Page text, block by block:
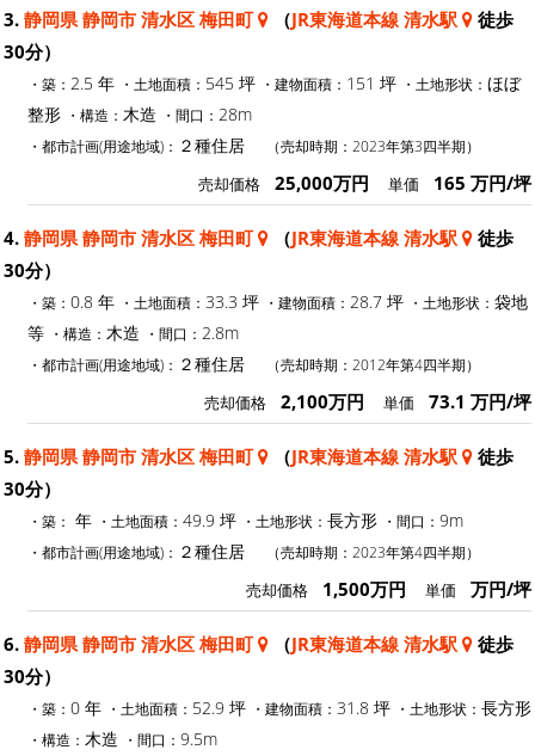
3. 静岡県 静岡市 清水区 梅田町 （JR東海道本線 清水駅
徒歩
30分）
・築： 2.5 年 ・土地面積： 545 坪 ・建物面積： 151 坪 ・土地形状： ほぼ
整形 ・構造： 木造 ・間口： 28m
・都市計画(用途地域)： ２種住居 （売却時期：2023年第3四半期）
売却価格 25,000万円 単価 165 万円/坪
4. 静岡県 静岡市 清水区 梅田町 （JR東海道本線 清水駅
徒歩
30分）
・築： 0.8 年 ・土地面積： 33.3 坪 ・建物面積： 28.7 坪 ・土地形状： 袋地
等 ・構造： 木造 ・間口： 2.8m
・都市計画(用途地域)： ２種住居 （売却時期：2012年第4四半期）
売却価格 2,100万円 単価 73.1 万円/坪
5. 静岡県 静岡市 清水区 梅田町 （JR東海道本線 清水駅
徒歩
30分）
・築： 年 ・土地面積： 49.9 坪 ・土地形状： 長方形 ・間口： 9m
・都市計画(用途地域)： ２種住居 （売却時期：2023年第4四半期）
売却価格 1,500万円 単価 万円/坪
6. 静岡県 静岡市 清水区 梅田町 （JR東海道本線 清水駅
徒歩
30分）
・築： 0 年 ・土地面積： 52.9 坪 ・建物面積： 31.8 坪 ・土地形状： 長方形
・構造： 木造 ・間口： 9.5m